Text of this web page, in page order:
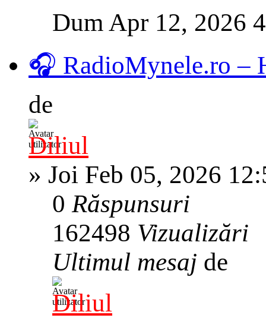
Dum Apr 12, 2026
🎧 RadioMynele.ro –
de
Diliul
» Joi Feb 05, 2026
0Răspunsuri
162498 Vizualizări
Ultimul mesaj de
Diliul